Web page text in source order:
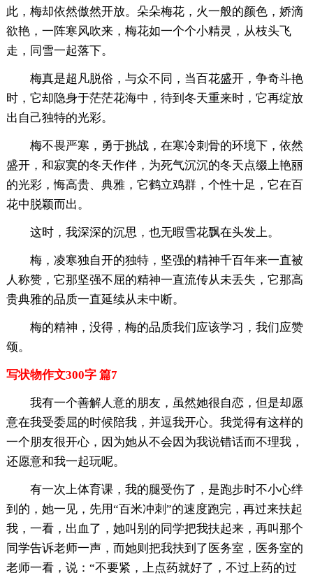
此，梅却依然傲然开放。朵朵梅花，火一般的颜色，娇滴
欲艳，一阵寒风吹来，梅花如一个个小精灵，从枝头飞
走，同雪一起落下。
梅真是超凡脱俗，与众不同，当百花盛开，争奇斗艳
时，它却隐身于茫茫花海中，待到冬天重来时，它再绽放
出自己独特的光彩。
梅不畏严寒，勇于挑战，在寒冷刺骨的环境下，依然
盛开，和寂寞的冬天作伴，为死气沉沉的冬天点缀上艳丽
的光彩，悔高贵、典雅，它鹤立鸡群，个性十足，它在百
花中脱颖而出。
这时，我深深的沉思，也无暇雪花飘在头发上。
梅，凌寒独自开的独特，坚强的精神千百年来一直被
人称赞，它那坚强不屈的精神一直流传从未丢失，它那高
贵典雅的品质一直延续从未中断。
梅的精神，没得，梅的品质我们应该学习，我们应赞
颂。
写状物作文300字 篇7
我有一个善解人意的朋友，虽然她很自恋，但是却愿
意在我受委屈的时候陪我，并逗我开心。我觉得有这样的
一个朋友很开心，因为她从不会因为我说错话而不理我，
还愿意和我一起玩呢。
有一次上体育课，我的腿受伤了，是跑步时不小心绊
到的，她一见，先用“百米冲刺”的速度跑完，再过来扶起
我，一看，出血了，她叫别的同学把我扶起来，再叫那个
同学告诉老师一声，而她则把我扶到了医务室，医务室的
老师一看，说：“不要紧，上点药就好了，不过上药的过